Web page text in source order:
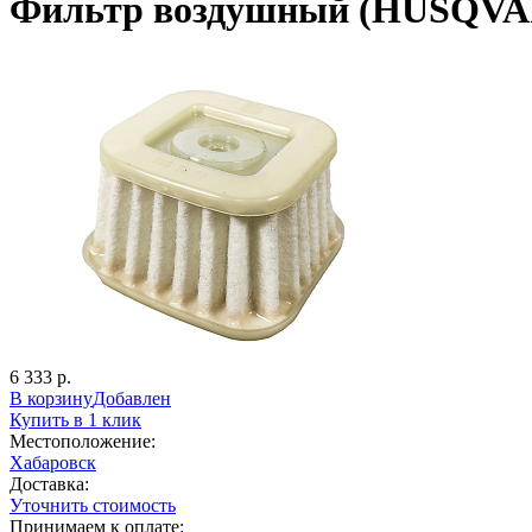
Фильтр воздушный
6 333 р.
В корзинуДобавлен
Купить в 1 клик
Местоположение:
Хабаровск
Доставка:
Уточнить стоимость
Принимаем к оплате: